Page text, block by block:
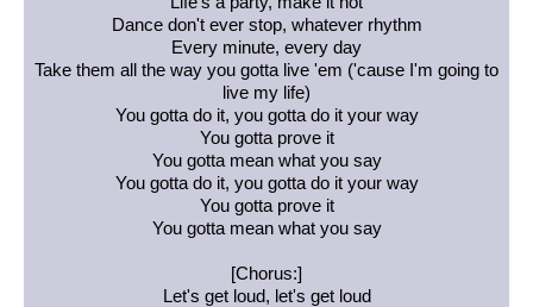
Dance don't ever stop, whatever rhythm
Every minute, every day
Take them all the way you gotta live 'em ('cause I'm going to
live my life)
You gotta do it, you gotta do it your way
You gotta prove it
You gotta mean what you say
You gotta do it, you gotta do it your way
You gotta prove it
You gotta mean what you say
[Chorus:]
Let's get loud, let's get loud